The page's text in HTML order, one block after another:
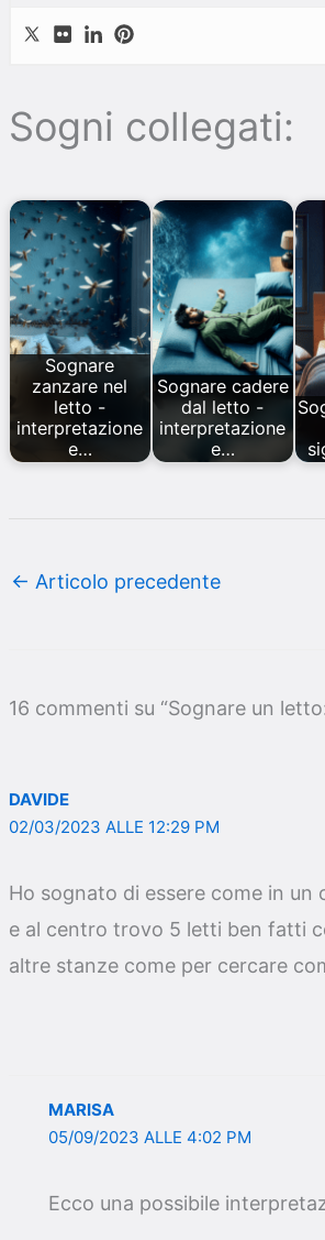
Sogni collegati:
Sognare
zanzare nel
letto -
interpretazione
e…
Sognare cadere
dal letto -
interpretazione
e…
← Articolo precedente
16 commenti su “Sognare un
DAVIDE
02/03/2023 ALLE 12:29 PM
Ho sognato di essere come in
e al centro trovo 5 letti ben fatti
altre stanze come per cercare
MARISA
05/09/2023 ALLE 4:02 PM
Ecco una possibile